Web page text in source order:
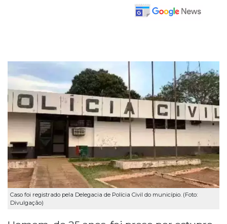
Caso foi registrado pela Delegacia de Polícia Civil do município. (Foto:
Divulgação)